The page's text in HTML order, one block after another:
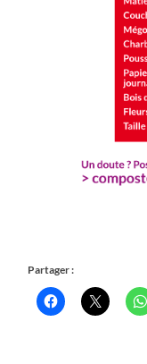
Partager :